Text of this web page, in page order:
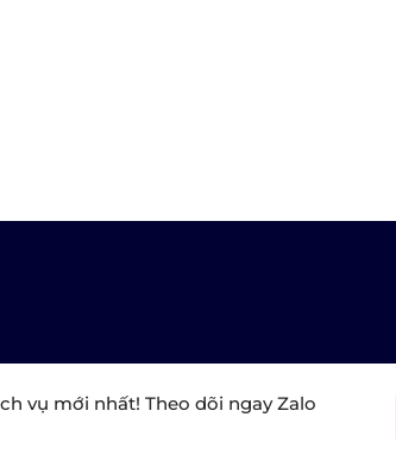
vụ mới nhất! Theo dõi ngay Zalo